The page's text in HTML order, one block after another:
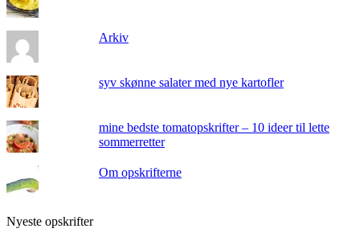
Arkiv
syv skønne salater med nye kartofler
mine bedste tomatopskrifter – 10 ideer til lette
sommerretter
Om opskrifterne
Nyeste opskrifter